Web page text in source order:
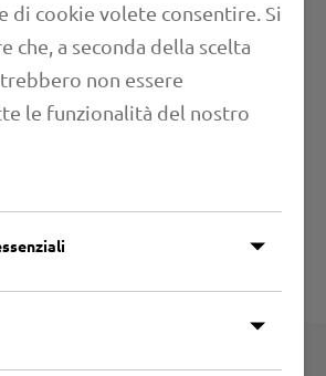
di cookie volete consentire. Si
che, a seconda della scelta
non essere
le funzionalità del nostro